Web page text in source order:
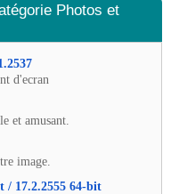
Photos et
d'ecran
et amusant.
image.
/ 17.2.2555 64-bit